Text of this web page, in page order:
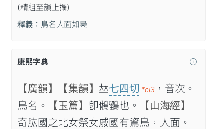
(精組至韻止攝)
釋義： 鳥名人面如梟
康熙字典
【廣韻】 【集韻】 𠀤七四切 *ci3 ，音次。
鳥名。
【玉篇】 卽鵂鶹也。
【山海經】
奇肱國之北女祭女戚國有䳐鳥，人面。